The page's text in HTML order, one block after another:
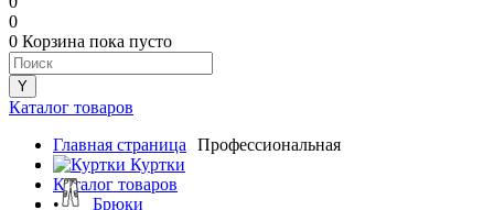
0
0 Корзина пока пусто
Каталог товаров
Профессиональная
Куртки
Брюки
Главная страница
•
Каталог товаров
•